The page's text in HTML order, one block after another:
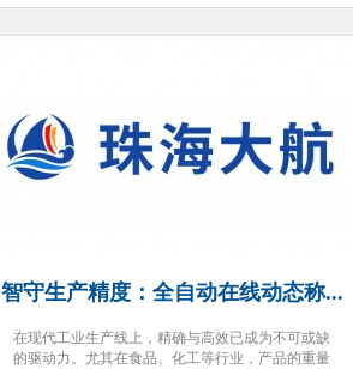
智守生产精度：全自动在线动态称...
在现代工业生产线上，精确与高效已成为不可或缺
的驱动力。尤其在食品、化工等行业，产品的重量